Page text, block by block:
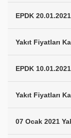
EPDK
Yakıt Fiyatları
EPDK
Yakıt Fiyatları
07 Ocak 2021